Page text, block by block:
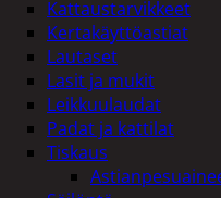
Kattaustarvikkeet
Kertakäyttöastiat
Lautaset
Lasit ja mukit
Leikkuulaudat
Padat ja kattilat
Tiskaus